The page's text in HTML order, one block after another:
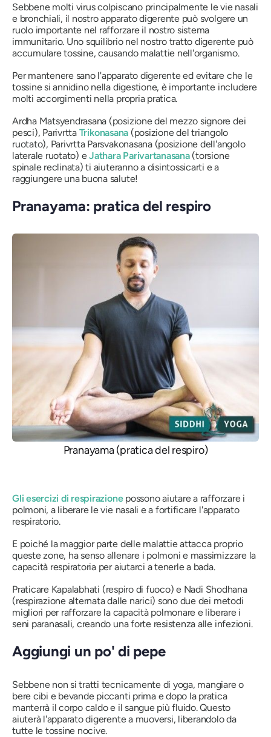
Sebbene molti virus colpiscano principalmente le vie nasali
e bronchiali, il nostro apparato digerente può svolgere un
ruolo importante nel rafforzare il nostro sistema
immunitario. Uno squilibrio nel nostro tratto digerente può
accumulare tossine, causando malattie nell'organismo.
Per mantenere sano l'apparato digerente ed evitare che le
tossine si annidino nella digestione, è importante includere
molti accorgimenti nella propria pratica.
Ardha Matsyendrasana (posizione del mezzo signore dei
pesci), Parivrtta Trikonasana (posizione del triangolo
ruotato), Parivrtta Parsvakonasana(posizione dell'angolo
laterale ruotato) eJathara Parivartanasana(torsione
spinale reclinata) ti aiuteranno a disintossicarti e a
raggiungere una buona salute!
Pranayama: pratica del respiro
Pranayama (pratica del respiro)
Gli esercizi di respirazionepossono aiutare a rafforzare i
polmoni, a liberare le vie nasali e a fortificare l'apparato
respiratorio.
E poiché la maggior parte delle malattie attacca proprio
queste zone, ha senso allenare i polmoni e massimizzare la
capacità respiratoria per aiutarci a tenerle a bada.
Praticare Kapalabhati (respiro di fuoco) e Nadi Shodhana
(respirazione alternata dalle narici) sono due dei metodi
migliori per rafforzare la capacità polmonare e liberare i
seni paranasali, creando una forte resistenza alle infezioni.
Aggiungi un po' di pepe
Sebbene non si tratti tecnicamente di yoga, mangiare o
bere cibi e bevande piccanti prima e dopo la pratica
manterrà il corpo caldo e il sangue più fluido. Questo
aiuterà l'apparato digerente a muoversi, liberandolo da
tutte le tossine nocive.